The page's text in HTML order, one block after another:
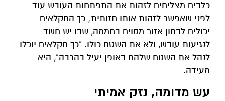
כלבים מצליחים לזהות את התפתחות העובש עוד
לפני שאפשר לזהות אותו חזותית; כך החקלאים
יכולים לבחון אזור מסוים בחממה, שבו יש חשד
לנגיעות עובש, ולא את השטח כולו. "כך חקלאים יוכלו
לנהל את השטח שלהם באופן יעיל בהרבה", היא
מעידה.
עש מדומה, נזק אמיתי